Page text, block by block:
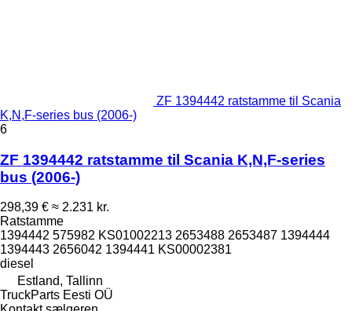
ZF 1394442 ratstamme til Scania
K,N,F-series bus (2006-)
6
ZF 1394442 ratstamme til Scania K,N,F-series
bus (2006-)
298,39 € ≈ 2.231 kr.
Ratstamme
1394442 575982 KS01002213 2653488 2653487 1394444
1394443 2656042 1394441 KS00002381
diesel
Estland, Tallinn
TruckParts Eesti OÜ